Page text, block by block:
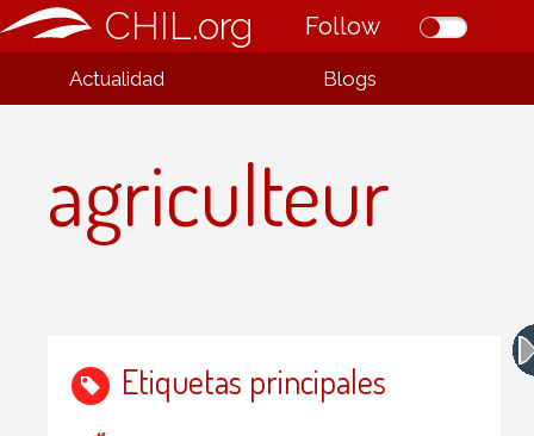
CHIL.org Follow
Actualidad Blogs
agriculteur
Etiquetas principales